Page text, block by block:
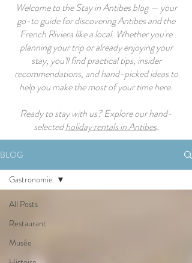
Welcome to the Stay in Antibes blog — your
go-to guide for discovering Antibes and the
French Riviera like a local. Whether you're
planning your trip or already enjoying your
stay, you'll find practical tips, insider
recommendations, and hand-picked ideas to
help you make the most of your time here.
Ready to stay with us? Explore our hand-
selectedholiday rentals in Antibes.
BLOG
All Posts
Restaurant
Musée
Gastronomie